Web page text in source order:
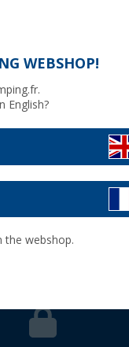
WEBSHOP!
English?
the webshop.